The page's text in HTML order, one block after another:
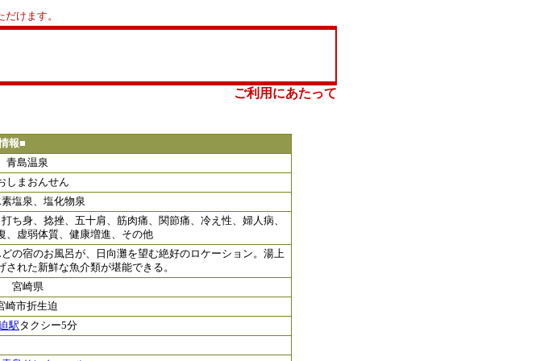
けます。
ご利用にあたって
報■
青島温泉
しまおんせん
塩泉、塩化物泉
ち身、捻挫、五十肩、筋肉痛、関節痛、冷え性、婦人病、
、虚弱体質、健康増進、その他
の宿のお風呂が、日向灘を望む絶好のロケーション。湯上
された新鮮な魚介類が堪能できる。
宮崎県
崎市折生迫
駅タクシー5分